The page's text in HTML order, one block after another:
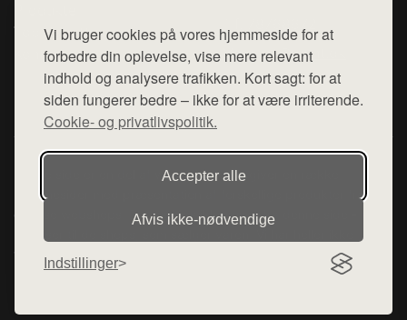
Vi bruger cookies på vores hjemmeside for at
forbedre din oplevelse, vise mere relevant
indhold og analysere trafikken. Kort sagt: for at
siden fungerer bedre – ikke for at være irriterende.
Cookie- og privatlivspolitik.
Accepter alle
Afvis ikke‑nødvendige
Indstillinger
Top Rabatter
Kontakt
Mail: hej@want.dk
Cookie- og privatlivspolitik
Denne side er en del af want.dk, der udgiver en række
hjemmesider med præsentation af forskellige produkter fra
diverse webshops. Der sælges ikke varer fra denne side - vi
varerne på lager.